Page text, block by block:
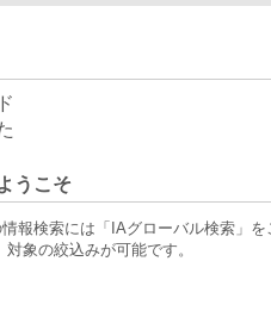
うこそ
報検索には「IAグローバル検索」
象の絞込みが可能です。